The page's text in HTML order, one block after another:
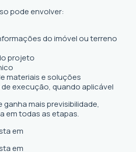
pode envolver:
do imóvel ou terreno
projeto
materiais e soluções
execução, quando aplicável
mais previsibilidade,
em todas as etapas.